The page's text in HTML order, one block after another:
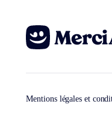
Mentions légales et